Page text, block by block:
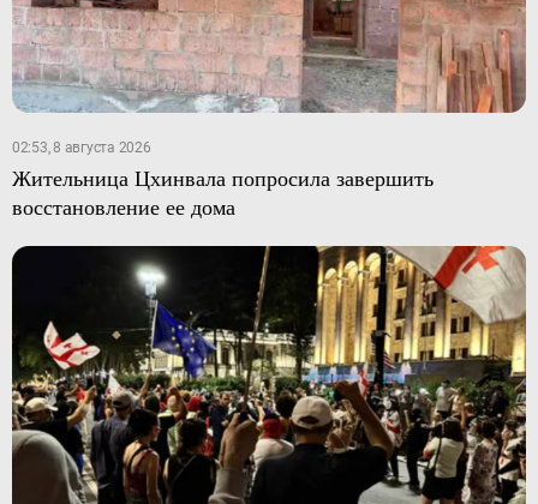
02:53, 8 августа 2026
Жительница Цхинвала попросила завершить
восстановление ее дома